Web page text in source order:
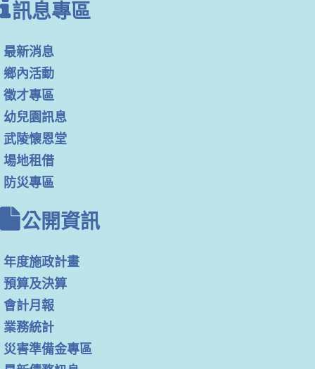
訊息專區
最新消息
鄉內活動
徵才專區
幼兒園訊息
武陵懷恩堂
場地租借
防災專區
公開資訊
年度施政計畫
預算及決算
會計月報
業務統計
災害準備金專區